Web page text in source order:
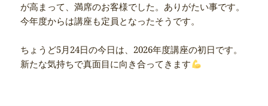
が高まって、満席のお客様でした。ありがたい事です。
今年度からは講座も定員となったそうです。
ちょうど5月24日の今日は、2026年度講座の初日です。
新たな気持ちで真面目に向き合ってきます